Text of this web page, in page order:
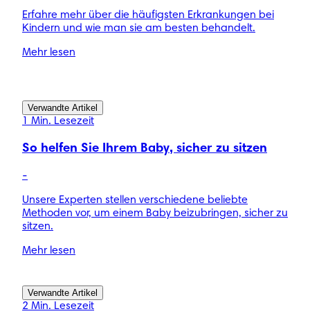
Erfahre mehr über die häufigsten Erkrankungen bei
Kindern und wie man sie am besten behandelt.
Mehr lesen
Verwandte Artikel
1 Min. Lesezeit
So helfen Sie Ihrem Baby, sicher zu sitzen
-
Unsere Experten stellen verschiedene beliebte
Methoden vor, um einem Baby beizubringen, sicher zu
sitzen.
Mehr lesen
Verwandte Artikel
2 Min. Lesezeit